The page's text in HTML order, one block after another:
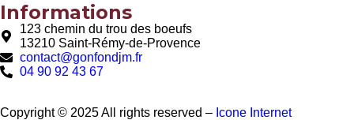
Informations
123 chemin du trou des boeufs
13210 Saint-Rémy-de-Provence
contact@gonfondjm.fr
04 90 92 43 67
Copyright © 2025 All rights reserved – Icone Internet